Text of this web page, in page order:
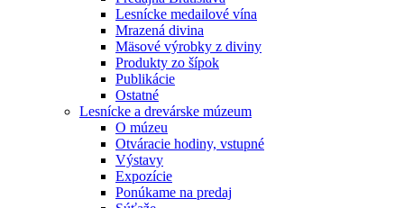
Lesnícke medailové vína
Mrazená divina
Mäsové výrobky z diviny
Produkty zo šípok
Publikácie
Ostatné
Lesnícke a drevárske múzeum
O múzeu
Otváracie hodiny, vstupné
Výstavy
Expozície
Ponúkame na predaj